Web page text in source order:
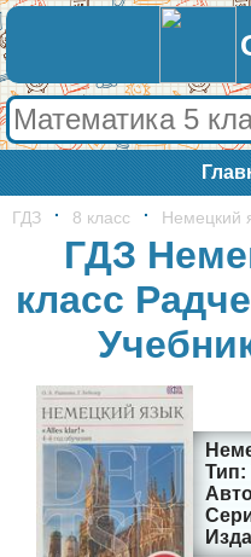
ГДЗ 8 класс Немецкий
ГДЗ
класс